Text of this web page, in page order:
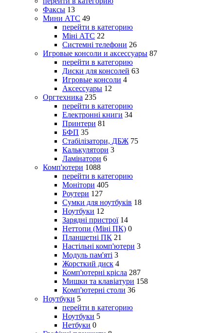
Факсы 13
Мини АТС 49
перейти в категорию
Міні АТС 22
Системні телефони 26
Игровые консоли и аксессуары 87
перейти в категорию
Диски для консолей 63
Игровые консоли 4
Аксессуары 12
Оргтехника 235
перейти в категорию
Електронні книги 34
Принтери 81
БФП 35
Стабілізатори, ДБЖ 75
Калькулятори 3
Ламінатори 6
Комп'ютери 1088
перейти в категорию
Монітори 405
Роутери 127
Сумки для ноутбуків 18
Ноутбуки 12
Зарядні пристрої 14
Неттопи (Міні ПК) 0
Планшетні ПК 21
Настільні комп'ютери 3
Модуль пам'яті 3
Жорсткий диск 4
Комп'ютерні крісла 287
Мишки та клавіатури 158
Комп'ютерні столи 36
Ноутбуки 5
перейти в категорию
Ноутбуки 5
Нетбуки 0